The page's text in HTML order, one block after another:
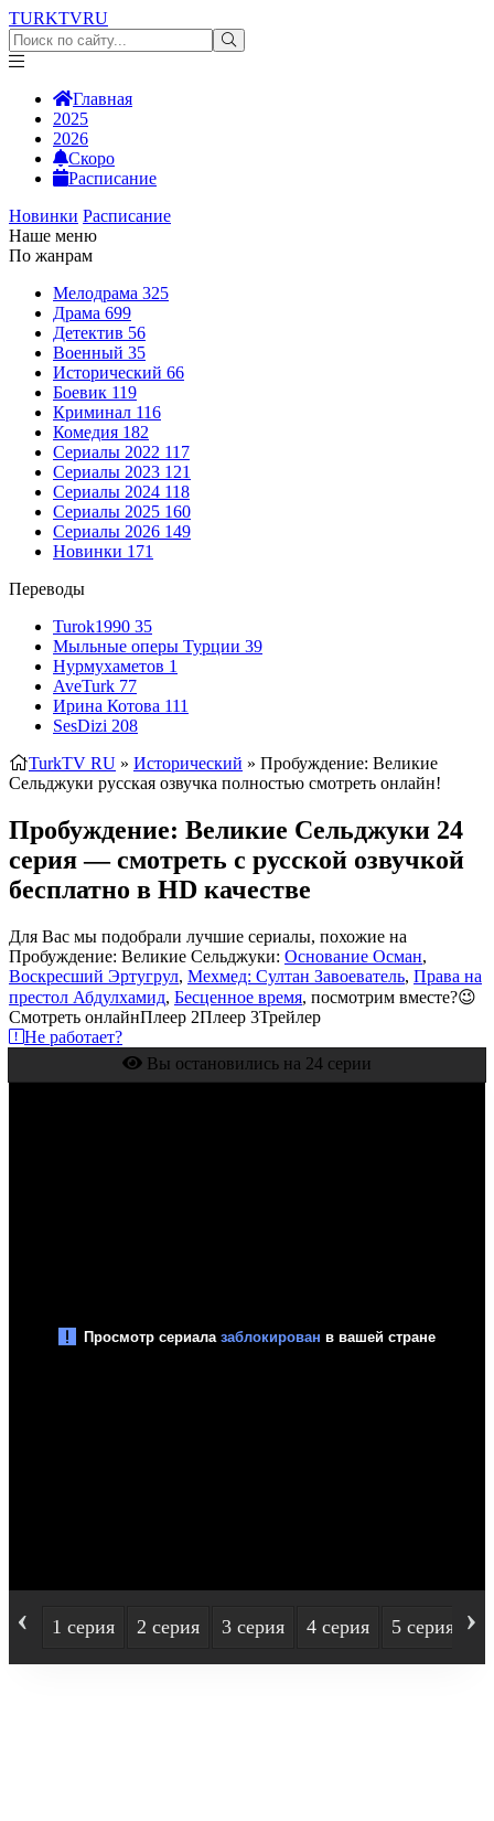
TURKTVRU
Главная
2025
2026
Скоро
Расписание
Новинки Расписание
Наше меню
По жанрам
Мелодрама 325
Драма 699
Детектив 56
Военный 35
Исторический 66
Боевик 119
Криминал 116
Комедия 182
Сериалы 2022 117
Сериалы 2023 121
Сериалы 2024 118
Сериалы 2025 160
Сериалы 2026 149
Новинки 171
Переводы
Turok1990 35
Мыльные оперы Турции 39
Нурмухаметов 1
AveTurk 77
Ирина Котова 111
SesDizi 208
TurkTV RU » Исторический » Пробуждение: Великие
Сельджуки русская озвучка полностью смотреть онлайн!
Пробуждение: Великие Сельджуки 24
серия — смотреть с русской озвучкой
бесплатно в HD качестве
Для Вас мы подобрали лучшие сериалы, похожие на
Пробуждение: Великие Сельджуки: Основание Осман,
Воскресший Эртугрул, Мехмед: Султан Завоеватель, Права на
престол Абдулхамид, Бесценное время, посмотрим вместе?😉
Смотреть онлайнПлеер 2Плеер 3Трейлер
Не работает?
Вы остановились на 24 серии
‹ 1 серия 2 серия 3 серия 4 серия 5 серия ›